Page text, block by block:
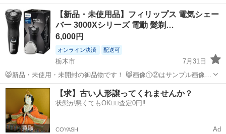
細胞)から、肌年齢を変える。世界初★1“プラチナ美肌スチーマー"
【傷などの状態】使用頻度は少ないです。使用感は無く綺麗だと思い
ます 動作確認済み...
栃木 鹿沼市 鹿沼駅 美容家電
【新品・未使用品】フィリップス 電気シェー
バー 3000Xシリーズ 電動 髭剃…
6,000円
オンライン決済 配送可
栃木市
7月31日
😸新品・未使用・未開封の御品物です！ 😸画像①②はサンプル画像で
す！ 😸あんしん決裁でレターパックで全国発送いたします。 【管理
No4】 ◆商品名 電気シェーバー ◆メーカー フィリップス 電気シェー
バー ...
栃木 栃木市 美容家電 シェーバー
【求】古い人形譲ってくれませんか？
状態が悪くてもOK🙆‍♀️査定0円‼️
COYASH Ad